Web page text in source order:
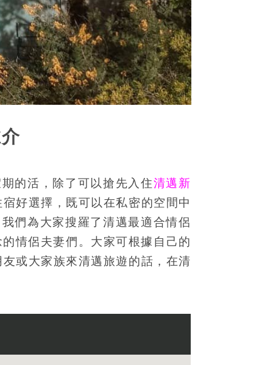
的活，除了可以搶先入住清邁新
好選擇，既可以在私密的空間中
們為大家搜羅了清邁最適合情侶
情侶夫妻們。大家可根據自己的
或大家族來清邁旅遊的話，在清